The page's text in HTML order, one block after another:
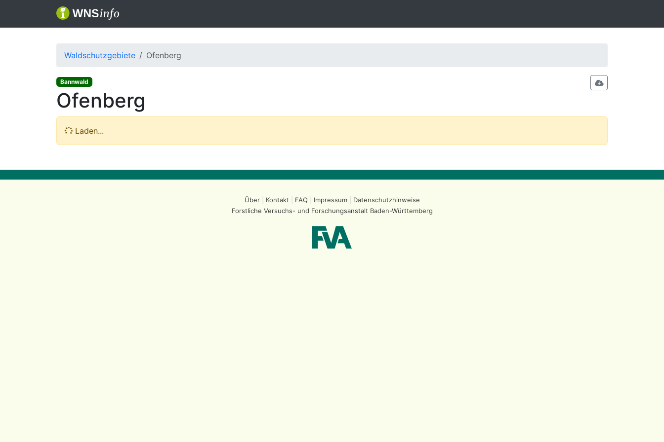
Waldschutzgebiete Ofenberg
Bannwald
Ofenberg
Laden...
Über Kontakt FAQ Impressum
Datenschutzhinweise
Forstliche Versuchs- und Forschungsanstalt Baden-Württemberg